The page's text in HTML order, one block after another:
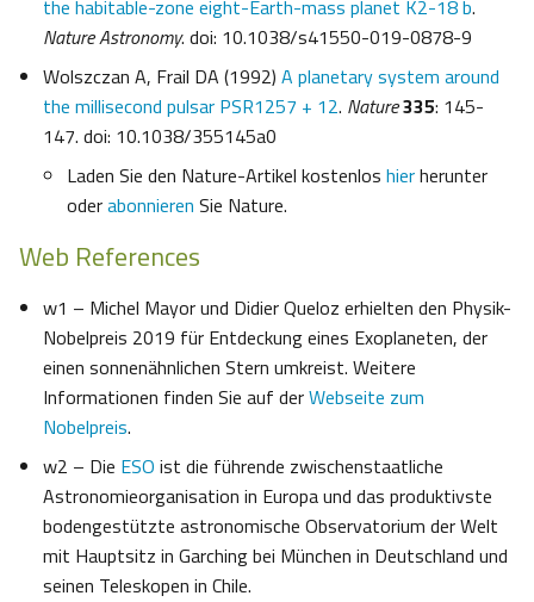
the habitable-zone eight-Earth-mass planet K2-18 b.
Nature Astronomy. doi: 10.1038/s41550-019-0878-9
Wolszczan A, Frail DA (1992) A planetary system around
the millisecond pulsar PSR1257 + 12. Nature335: 145-
147. doi: 10.1038/355145a0
Laden Sie den Nature-Artikel kostenlos hierherunter
oderabonnieren Sie Nature.
Web References
w1 – Michel Mayor und Didier Queloz erhielten den Physik-
Nobelpreis 2019 für Entdeckung eines Exoplaneten, der
einen sonnenähnlichen Stern umkreist. Weitere
Informationen finden Sie auf derWebseite zum
Nobelpreis.
w2 – Die ESO ist die führende zwischenstaatliche
Astronomieorganisation in Europa und das produktivste
bodengestützte astronomische Observatorium der Welt
mit Hauptsitz in Garching bei München in Deutschland und
seinen Teleskopen in Chile.